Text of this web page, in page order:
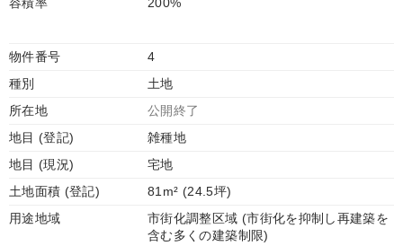
物件番号
4
種別
土地
所在地
公開終了
地目 (登記)
雑種地
地目 (現況)
宅地
土地面積 (登記)
81m² (24.5坪)
用途地域
市街化調整区域 (市街化を抑制し再建築を
含む多くの建築制限)